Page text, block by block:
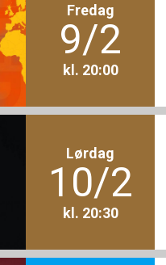
Fredag
9/2
kl. 20:00
Lørdag
10/2
kl. 20:30